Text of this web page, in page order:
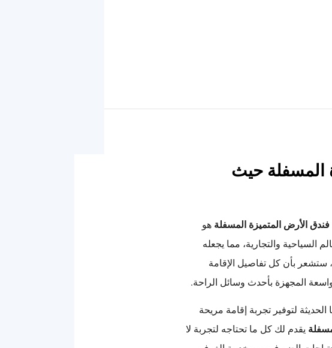
المسفلة حيث
فندق الأرض المتميزة المسفلة هو
السياحية والتجارية، مما يجعله
ستشعر بأن كل تفاصيل الإقامة
المجهزة بأحدث وسائل الراحة.
لتوفير تجربة إقامة مريحة
يقدم لك كل ما تحتاجه لتجربة لا